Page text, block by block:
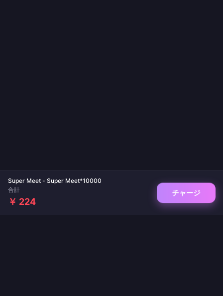
Super Meet - Super Meet*10000
合計
￥ 224
チャージ